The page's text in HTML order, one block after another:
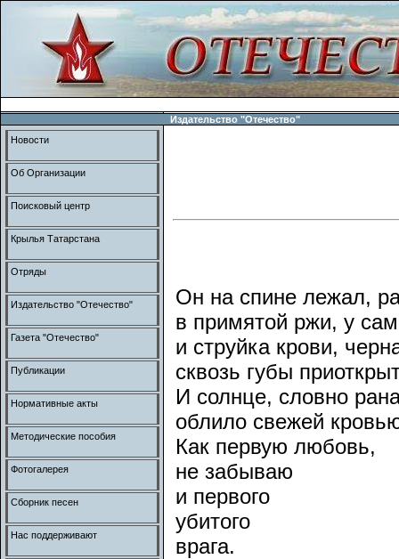
Издательство "Отечество"
Он на спине лежал,
в примятой ржи, у
и струйка крови,
сквозь губы
И солнце, словно
облило свежей
Как первую любовь,
не забываю
и первого
убитого
врага.
Новости
Об Организации
Поисковый центр
Крылья Татарстана
Отряды
Издательство "Отечество"
Газета "Отечество"
Публикации
Нормативные акты
Методические пособия
Фотогалерея
Сборник песен
Нас поддерживают